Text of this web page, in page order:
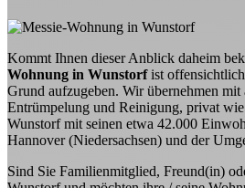
Kommt Ihnen dieser Anblick daheim
Wohnung in Wunstorfist offensichtlich
Grund aufzugeben. Wir übernehmen mit
Entrümpelung und Reinigung, privat
Wunstorf mit seinen etwa 42.000
Hannover (Niedersachsen) und der
Sind Sie Familienmitglied, Freund(in)